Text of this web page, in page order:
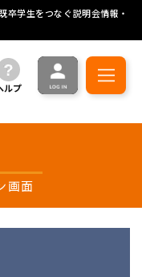
卒学生をつなぐ説明会情報・
ルプ
画面